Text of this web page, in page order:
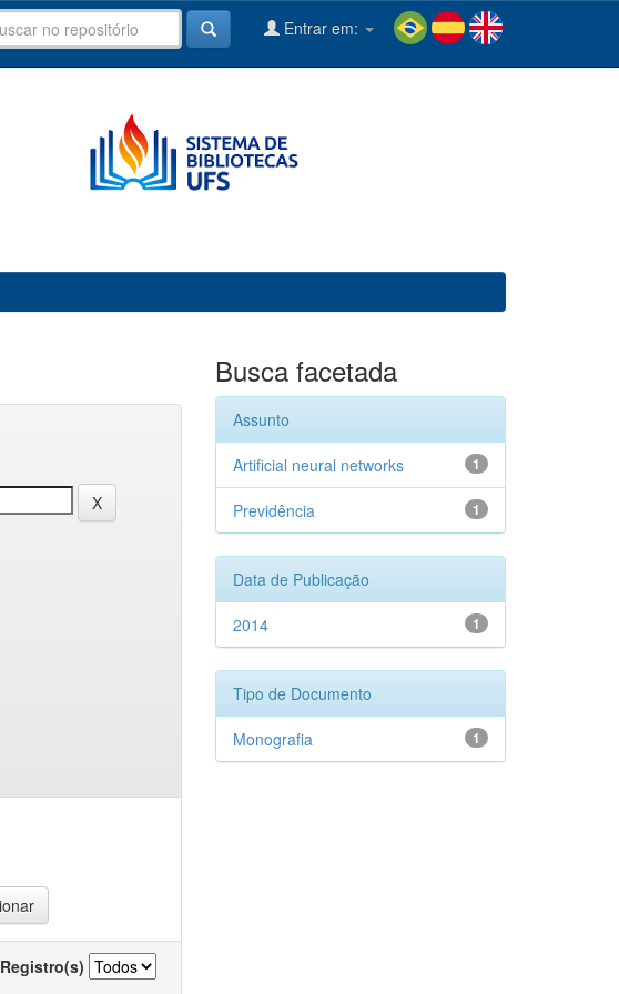
Entrar em:
Registro(s)
Busca facetada
Assunto
1
Artificial neural networks
1
Previdência
Data de Publicação
1
2014
Tipo de Documento
1
Monografia